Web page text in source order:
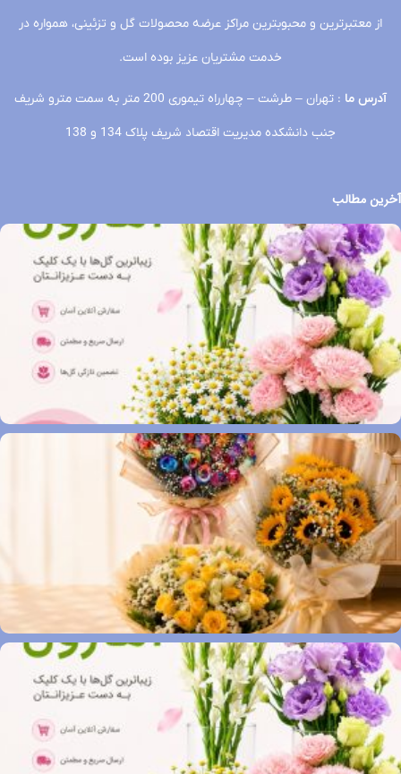
از معتبرترین و محبوبترین مراکز عرضه محصولات گل و تزئینی، همواره در
خدمت مشتریان عزیز بوده است.
آدرس ما
: تهران – طرشت – چهارراه تیموری 200 متر به سمت مترو شریف
جنب دانشکده مدیریت اقتصاد شریف پلاک 134 و 138
آخرین مطالب